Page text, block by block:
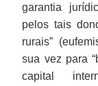
garantia
pelos tais
rurais”
sua vez para
capital